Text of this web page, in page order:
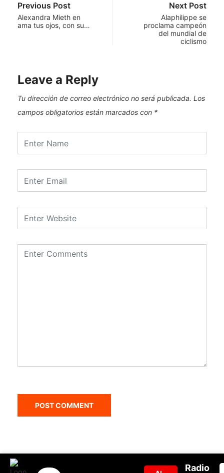
Previous Post
Alexandra Mieth en
ama tus ojos, con su…
Next Post
Alaphilippe se
proclama campeón
del mundial de
ciclismo
Leave a Reply
Tu dirección de correo electrónico no será publicada. Los
campos obligatorios están marcados con *
© 2020, Jazmar Estereo. Desarrollado por: Aiserver.com
Radio